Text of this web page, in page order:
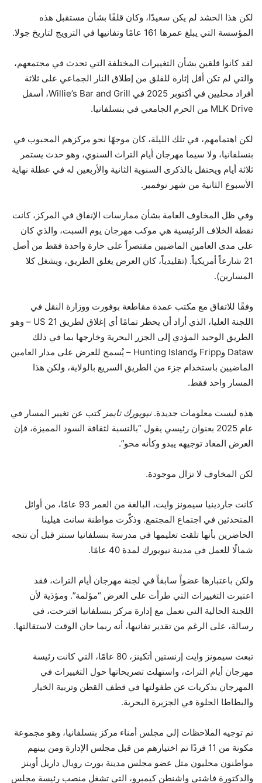
لكن هذا الحشد لم يكن سعيدًا، وكان قلقًا بشأن مستقبل هذه
المؤسسة التي يبلغ عمرها 161 عامًا وتفانيها في الترويج لتاريخ جولا.
لقد كانوا قلقين بشأن التغييرات المختلفة التي تحدث في مجتمعهم،
والتي لم تكن أقل إثارة للقلق من إطلاق النار الجماعي على ثلاثة
أفراد محليين في أكتوبر 2025 في Willie’s Bar and Grill، أسفل
MLK Drive من الحرم الجامعي في بنسلفانيا.
لكن اهتمامهم، في تلك الليلة، كان موجهًا نحو مركزهم المحبوب في
بنسلفانيا، ولا سيما مهرجان أيام التراث السنوي، وهو حدث يستمر
ثلاثة أيام ويحتفل بالذكرى السنوية الثانية والأربعين له في عطلة نهاية
الأسبوع الثانية من شهر نوفمبر.
وفي ظل المخاوف العامة بشأن ممارسات الإنفاق في المركز، كانت
نقطة الخلاف الرئيسية هي موكب مهرجان يوم السبت، والذي كان
على مدى العامين الماضيين مقتصراً على حارة واحدة فقط من أصل
21 شارعاً أمريكياً. (تقليدياً، كان العرض يغلق الطريق، ويشغل كلا
المسارين).
وفقًا للاتفاق مع مكتب عمدة مقاطعة بوفورت ووزارة النقل في
اللجنة العليا، الذي أراد أن يحظر تمامًا أي إغلاق لطريق US 21 – وهو
الطريق الوحيد المؤدي إلى الجزر البحرية وخارجها بما في ذلك
Dataw وFripp وHunting Island – يُسمح للعرض على مدار العامين
الماضيين باستخدام جزء من الطريق السريع بالولاية، ولكن هذا
المسار واحد فقط.
هذه ليست معلومات جديدة.نيويورك تايمز كتب عن تغيير المسار في
عام 2025 بعنوان رئيسي يقول “بالنسبة لثقافة السود المميزة، فإن
العرض المعاد توجيهه يبدو وكأنه محو”.
لكن المخاوف لا تزال موجودة.
كانت جاردينيا سيمونز وايت، البالغة من العمر 93 عامًا، من أوائل
المتحدثين في اجتماع المجتمع. وذكّرت مواطنة سانت هيلينا
الحاضرين بأنها تلقت تعليمها في مدرسة بنسلفانيا سنتر قبل أن تتجه
شمالًا للعمل في مدينة نيويورك لمدة 40 عامًا.
ولكن باعتبارها عضواً سابقاً في لجنة مهرجان أيام التراث، فقد
اعتبرت التغييرات التي طرأت على العرض “مؤلمة”. ومؤذية لأن
اللجنة الحالية التي تعمل مع إدارة مركز بنسلفانيا اقترحت، في
رسالة، على الرغم من تقدير تفانيها، أنه ربما حان الوقت لاستقالتها.
تبعت سيمونز وايت إرنستين أتكينز، 80 عامًا، التي كانت رئيسة
مهرجان أيام التراث، واستهلت تصريحاتها حول التغييرات في
المهرجان بذكريات عن طفولتها في قطف القطن وتربية الخيار
والبطاطا الحلوة في الجزيرة البحرية.
تم توجيه الملاحظات إلى مجلس أمناء مركز بنسلفانيا، وهو مجموعة
مكونة من 11 فردًا تم اختيارهم من قبل مجلس الإدارة ومن بينهم
مواطنون محليون مثل عضو مجلس مدينة بورت رويال داريل أوينز
والدكتورة فاشتي واشنطن كيمبرو، التي تشغل منصب رئيسة مجلس